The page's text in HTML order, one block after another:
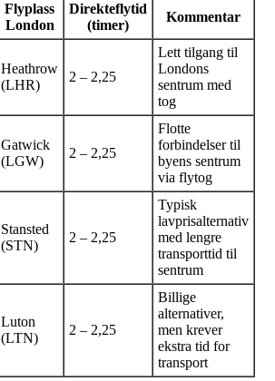
Flyplass
London
Direkteflytid
(timer)
Kommentar
Heathrow
(LHR)
2 – 2,25
Lett tilgang til
Londons
sentrum med
tog
Gatwick
(LGW)
2 – 2,25
Flotte
forbindelser til
byens sentrum
via flytog
Stansted
(STN)
2 – 2,25
Typisk
lavprisalternativ
med lengre
transporttid til
sentrum
Luton
(LTN)
2 – 2,25
Billige
alternativer,
men krever
ekstra tid for
transport